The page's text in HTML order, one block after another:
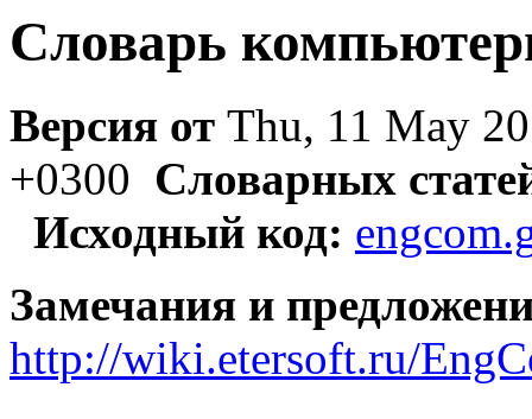
Словарь
Версия от Thu, 11 May
+0300 Словарных
Исходный код:
Замечания и
http://wiki.etersoft.ru/